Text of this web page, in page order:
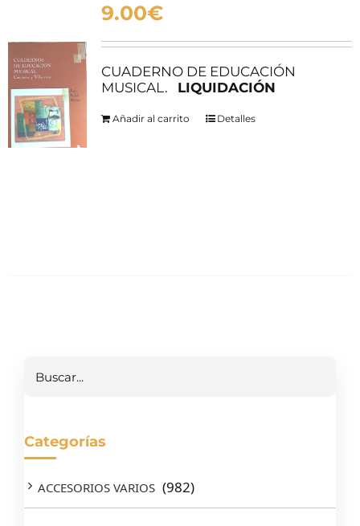
9.00€
CUADERNO DE EDUCACIÓN
MUSICAL. LIQUIDACIÓN
Añadir al carrito Detalles
Categorías
ACCESORIOS VARIOS (982)